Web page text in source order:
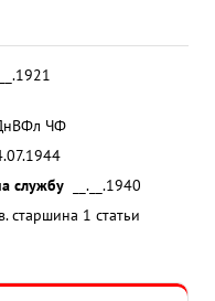
ЧФ
службу
__.__.1940
старшина 1 статьи